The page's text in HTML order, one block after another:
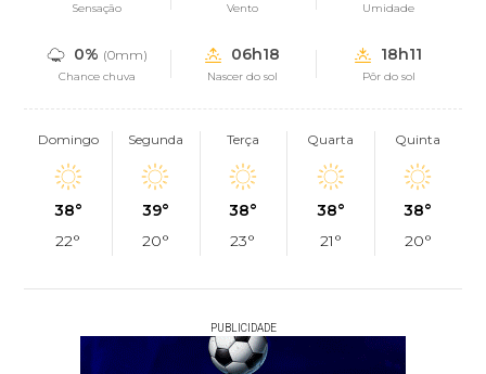
Sensação Vento Umidade
0% (0mm)
Chance chuva
06h18
Nascer do sol
18h11
Pôr do sol
Domingo
38°
22°
Segunda
39°
20°
Terça
38°
23°
Quarta
38°
21°
Quinta
38°
20°
PUBLICIDADE